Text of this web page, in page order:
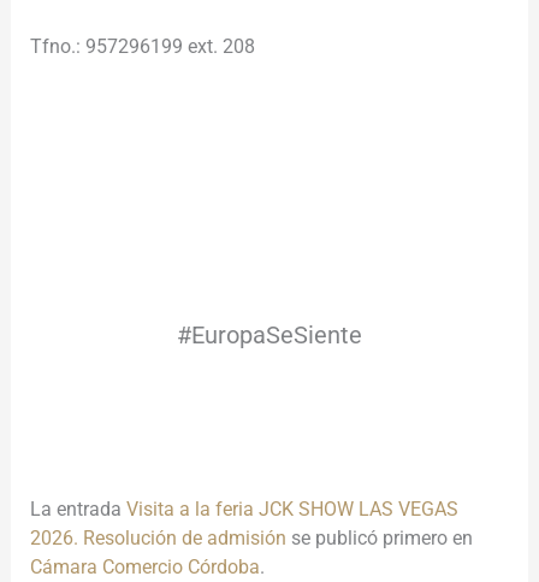
Tfno.: 957296199 ext. 208
#EuropaSeSiente
La entrada Visita a la feria JCK SHOW LAS VEGAS
2026. Resolución de admisión se publicó primero en
Cámara Comercio Córdoba.